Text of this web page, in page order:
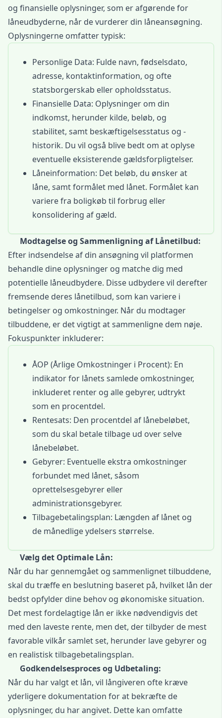
og finansielle oplysninger, som er afgørende for
låneudbyderne, når de vurderer din låneansøgning.
Oplysningerne omfatter typisk:
Personlige Data: Fulde navn, fødselsdato,
adresse, kontaktinformation, og ofte
statsborgerskab eller opholdsstatus.
Finansielle Data: Oplysninger om din
indkomst, herunder kilde, beløb, og
stabilitet, samt beskæftigelsesstatus og -
historik. Du vil også blive bedt om at oplyse
eventuelle eksisterende gældsforpligtelser.
Låneinformation: Det beløb, du ønsker at
låne, samt formålet med lånet. Formålet kan
variere fra boligkøb til forbrug eller
konsolidering af gæld.
Modtagelse og Sammenligning af Lånetilbud:
Efter indsendelse af din ansøgning vil platformen
behandle dine oplysninger og matche dig med
potentielle låneudbydere. Disse udbydere vil derefter
fremsende deres lånetilbud, som kan variere i
betingelser og omkostninger. Når du modtager
tilbuddene, er det vigtigt at sammenligne dem nøje.
Fokuspunkter inkluderer:
ÅOP (Årlige Omkostninger i Procent): En
indikator for lånets samlede omkostninger,
inkluderet renter og alle gebyrer, udtrykt
som en procentdel.
Rentesats: Den procentdel af lånebeløbet,
som du skal betale tilbage ud over selve
lånebeløbet.
Gebyrer: Eventuelle ekstra omkostninger
forbundet med lånet, såsom
oprettelsesgebyrer eller
administrationsgebyrer.
Tilbagebetalingsplan: Længden af lånet og
de månedlige ydelsers størrelse.
Vælg det Optimale Lån:
Når du har gennemgået og sammenlignet tilbuddene,
skal du træffe en beslutning baseret på, hvilket lån der
bedst opfylder dine behov og økonomiske situation.
Det mest fordelagtige lån er ikke nødvendigvis det
med den laveste rente, men det, der tilbyder de mest
favorable vilkår samlet set, herunder lave gebyrer og
en realistisk tilbagebetalingsplan.
Godkendelsesproces og Udbetaling:
Når du har valgt et lån, vil långiveren ofte kræve
yderligere dokumentation for at bekræfte de
oplysninger, du har angivet. Dette kan omfatte